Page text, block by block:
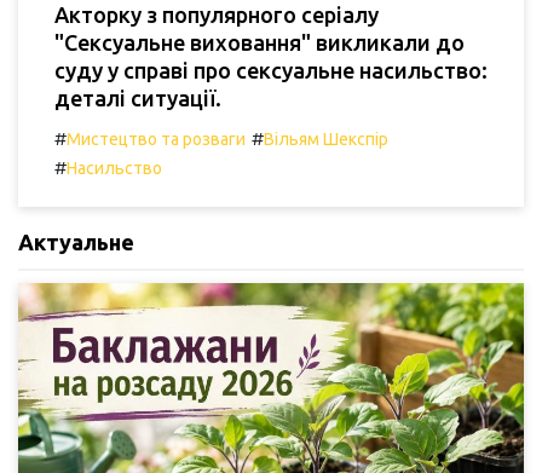
Акторку з популярного серіалу
"Сексуальне виховання" викликали до
суду у справі про сексуальне насильство:
деталі ситуації.
#Мистецтво та розваги #Вільям Шекспір
#Насильство
Актуальне